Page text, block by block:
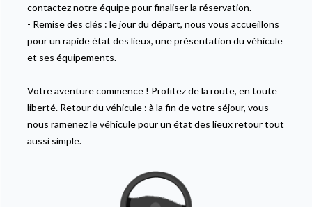
contactez notre équipe pour finaliser la réservation.
- Remise des clés : le jour du départ, nous vous accueillons
pour un rapide état des lieux, une présentation du véhicule
et ses équipements.
Votre aventure commence ! Profitez de la route, en toute
liberté. Retour du véhicule : à la fin de votre séjour, vous
nous ramenez le véhicule pour un état des lieux retour tout
aussi simple.